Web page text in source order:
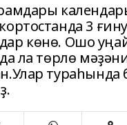
3
көнө. Ошо
ла төрлө
тураһында